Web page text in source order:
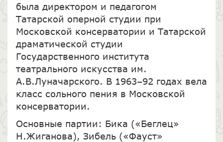
была директором и педагогом
Татарской оперной студии при
Московской консерватории и Татарской
драматической студии
Государственного института
театрального искусства им.
А.В.Луначарского. В 1963–92 годах вела
класс сольного пения в Московской
консерватории.
Основные партии: Бика («Беглец»
Н.Жиганова), Зибель («Фауст»